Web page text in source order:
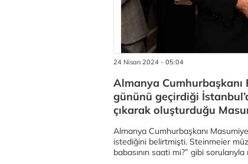
24 Nisan 2024 - 05:04
Almanya
gününü geçirdiği
çıkarak oluşturduğu
Almanya Cumhurbaşkanı
istediğini belirtmişti. Steinmeier
babasının saati mi?” gibi